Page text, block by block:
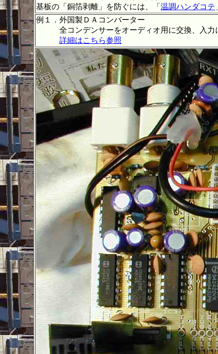
基板の「銅箔剥離」を防ぐには、「 温調ハンダコテ
例１．外国製ＤＡコンバーター
全コンデンサーをオーディオ用に交換、入力
詳細はこちら参照